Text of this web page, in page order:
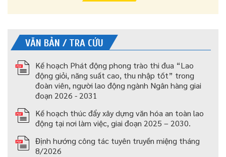
VĂN BẢN / TRA CỨU
Kế hoạch Phát động phong trào thi đua “Lao
động giỏi, năng suất cao, thu nhập tốt” trong
đoàn viên, người lao động ngành Ngân hàng giai
đoạn 2026 - 2031
Kế hoạch thúc đẩy xây dựng văn hóa an toàn lao
động tại nơi làm việc, giai đoạn 2025 – 2030.
Định hướng công tác tuyên truyền miệng tháng
8/2026